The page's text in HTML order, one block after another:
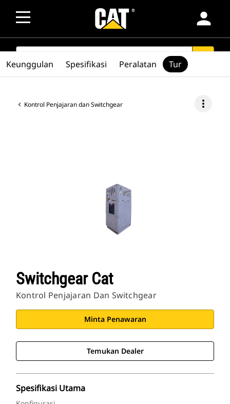
person
SEARCH
Kontrol Penjajaran dan Switchgear more_vert
Switchgear Cat
Kontrol Penjajaran Dan Switchgear
Minta Penawaran
Temukan Dealer
Spesifikasi Utama
Keunggulan Spesifikasi Peralatan Tur